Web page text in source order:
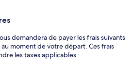
demandera de payer les frais suivants
moment de votre départ. Ces frais
les taxes applicables :